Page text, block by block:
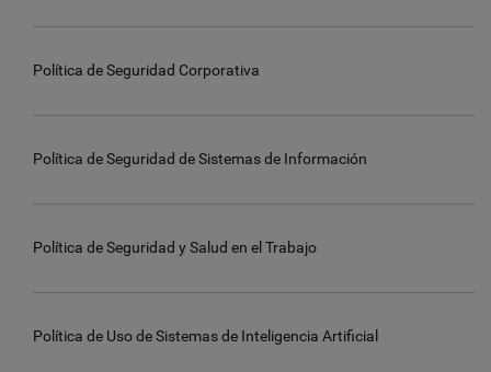
Política de Seguridad Corporativa
Política de Seguridad de Sistemas de Información
Política de Seguridad y Salud en el Trabajo
Política de Uso de Sistemas de Inteligencia Artificial